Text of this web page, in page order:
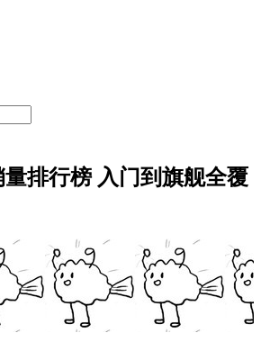
量排行榜 入门到旗舰全覆